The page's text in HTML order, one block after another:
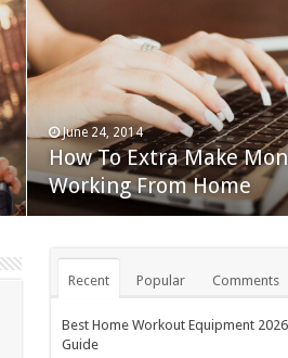
June 24, 2014
How To Extra Make
Working From Home
April 24, 2014
Unlock The Secrets Of
High Ticket Items
Recent Popular Comments
Best Home Workout Equipment
Guide